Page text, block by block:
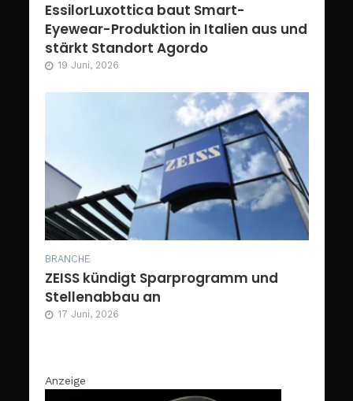
EssilorLuxottica baut Smart-
Eyewear-Produktion in Italien aus und
stärkt Standort Agordo
19 Juni, 2026
BRANCHE
ZEISS kündigt Sparprogramm und
Stellenabbau an
17 Juni, 2026
Anzeige